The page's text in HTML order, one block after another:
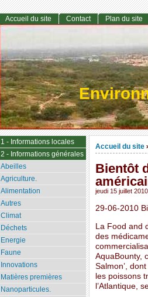
Accueil du site
Bientôt
jeudi 15 juillet 2010
29-06-2010
La Food and
des
AquaBounty,
Salmon’,
les poissons
l’Atlantique,
Accueil du site Contact Plan du site
1 - Informations locales
2 - Informations générales
Abeilles
Agriculture.
Alimentation
Autres
Climat
Déchets
Energie
Faune
Innovations
Matières premières
Nanoparticules.